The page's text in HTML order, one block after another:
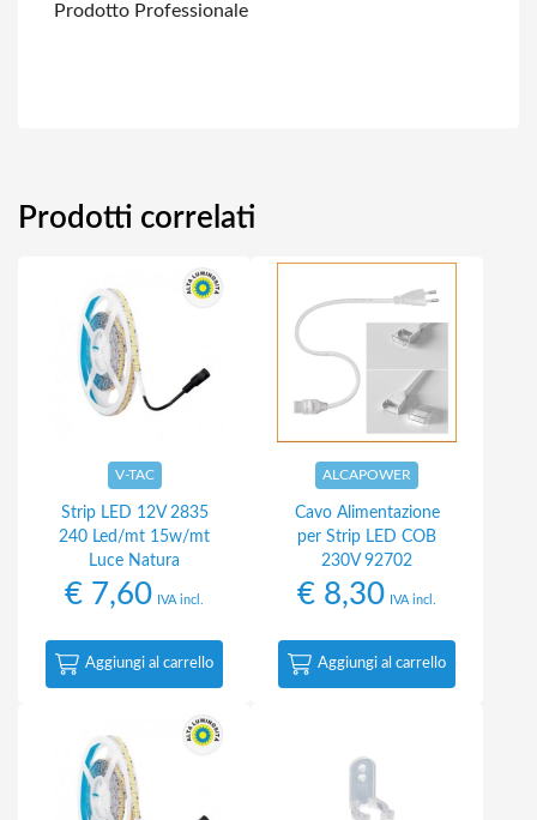
Prodotto Professionale
Prodotti correlati
V-TAC
Strip LED 12V 2835
240 Led/mt 15w/mt
Luce Natura
€ 7,60 IVA incl.
Aggiungi al carrello
ALCAPOWER
Cavo Alimentazione
per Strip LED COB
230V 92702
€ 8,30 IVA incl.
Aggiungi al carrello